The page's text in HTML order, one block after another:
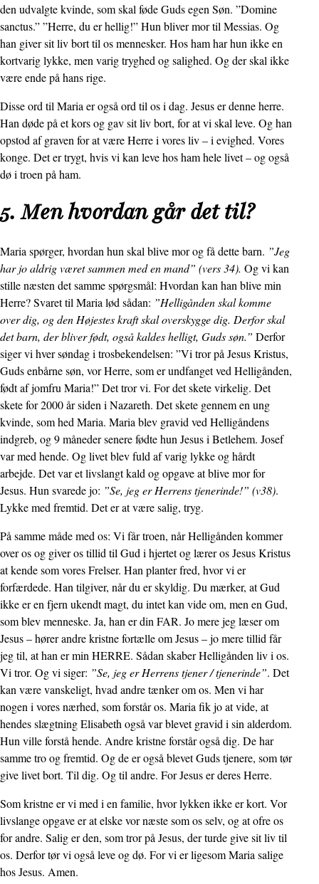
den udvalgte kvinde, som skal føde Guds egen Søn. ”Domine
sanctus.” ”Herre, du er hellig!” Hun bliver mor til Messias. Og
han giver sit liv bort til os mennesker. Hos ham har hun ikke en
kortvarig lykke, men varig tryghed og salighed. Og der skal ikke
være ende på hans rige.
Disse ord til Maria er også ord til os i dag. Jesus er denne herre.
Han døde på et kors og gav sit liv bort, for at vi skal leve. Og han
opstod af graven for at være Herre i vores liv – i evighed. Vores
konge. Det er trygt, hvis vi kan leve hos ham hele livet – og også
dø i troen på ham.
5. Men hvordan går det til?
Maria spørger, hvordan hun skal blive mor og få dette barn. ”Jeg
har jo aldrig været sammen med en mand” (vers 34). Og vi kan
stille næsten det samme spørgsmål: Hvordan kan han blive min
Herre? Svaret til Maria lød sådan: ”Helligånden skal komme
over dig, og den Højestes kraft skal overskygge dig. Derfor skal
det barn, der bliver født, også kaldes helligt, Guds søn.” Derfor
siger vi hver søndag i trosbeken­delsen: ”Vi tror på Jesus Kristus,
Guds enbårne søn, vor Herre, som er undfanget ved Helligånden,
født af jomfru Maria!” Det tror vi. For det skete virkelig. Det
skete for 2000 år siden i Nazareth. Det skete gennem en ung
kvinde, som hed Maria. Maria blev gravid ved Helligåndens
indgreb, og 9 måneder senere fødte hun Jesus i Betlehem. Josef
var med hende. Og livet blev fuld af varig lykke og hårdt
arbejde. Det var et livslangt kald og opgave at blive mor for
Jesus. Hun svarede jo: ”Se, jeg er Herrens tjener­inde!” (v38).
Lykke med fremtid. Det er at være salig, tryg.
På samme måde med os: Vi får troen, når Helligånden kommer
over os og giver os tillid til Gud i hjertet og lærer os Jesus Kristus
at kende som vores Frelser. Han planter fred, hvor vi er
forfærdede. Han tilgiver, når du er skyldig. Du mærker, at Gud
ikke er en fjern ukendt magt, du intet kan vide om, men en Gud,
som blev menneske. Ja, han er din FAR. Jo mere jeg læser om
Jesus – hører andre kristne fortælle om Jesus – jo mere tillid får
jeg til, at han er min HERRE. Sådan skaber Helligånden liv i os.
Vi tror. Og vi siger: ”Se, jeg er Herrens tjener / tjenerinde”. Det
kan være vanskeligt, hvad andre tænker om os. Men vi har
nogen i vores nærhed, som forstår os. Maria fik jo at vide, at
hendes slægtning Elisabeth også var blevet gravid i sin alderdom.
Hun ville forstå hende. Andre kristne forstår også dig. De har
samme tro og fremtid. Og de er også blevet Guds tjenere, som tør
give livet bort. Til dig. Og til andre. For Jesus er deres Herre.
Som kristne er vi med i en familie, hvor lykken ikke er kort. Vor
livslange opgave er at elske vor næste som os selv, og at ofre os
for andre. Salig er den, som tror på Jesus, der turde give sit liv til
os. Derfor tør vi også leve og dø. For vi er ligesom Maria salige
hos Jesus. Amen.